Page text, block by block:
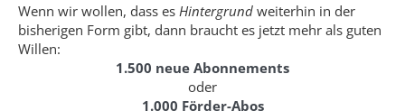
Wenn wir wollen, dass es Hintergrund weiterhin in der
bisherigen Form gibt, dann braucht es jetzt mehr als guten
Willen:
1.500 neue Abonnements
oder
1.000 Förder-Abos